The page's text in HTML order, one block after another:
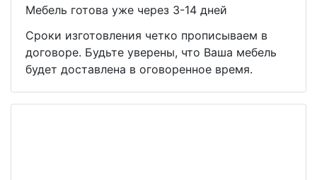
Мебель готова уже через 3-14 дней
Сроки изготовления четко прописываем в
договоре. Будьте уверены, что Ваша мебель
будет доставлена в оговоренное время.